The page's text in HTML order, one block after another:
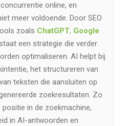
online, en
meer voldoende. Door SEO
zoals ChatGPT, Google
een strategie die verder
optimaliseren. AI helpt bij
het structureren van
teksten die aansluiten op
zoekresultaten. Zo
in de zoekmachine,
in AI-antwoorden en